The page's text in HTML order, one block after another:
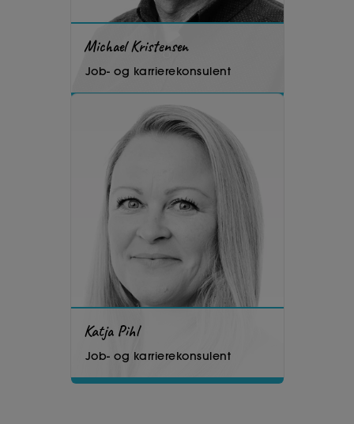
Michael Kristensen
Job- og karrierekonsulent
Katja Pihl
Job- og karrierekonsulent